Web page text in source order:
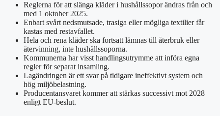
Reglerna för att slänga kläder i hushållssopor ändras från och
med 1 oktober 2025.
Enbart svårt nedsmutsade, trasiga eller mögliga textilier får
kastas med restavfallet.
Hela och rena kläder ska fortsatt lämnas till återbruk eller
återvinning, inte hushållssoporna.
Kommunerna har visst handlingsutrymme att införa egna
regler för separat insamling.
Lagändringen är ett svar på tidigare ineffektivt system och
hög miljöbelastning.
Producentansvaret kommer att stärkas successivt mot 2028
enligt EU-beslut.